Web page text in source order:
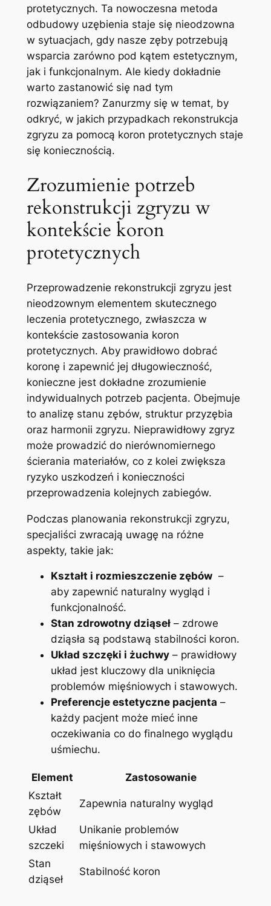
protetycznych. Ta nowoczesna metoda
odbudowy uzębienia staje ‍się nieodzowna
w sytuacjach, gdy nasze zęby potrzebują
wsparcia⁤ zarówno pod kątem estetycznym,
jak i funkcjonalnym. Ale kiedy dokładnie
warto zastanowić się nad tym
rozwiązaniem?⁣ Zanurzmy się w temat, by
odkryć, w jakich przypadkach rekonstrukcja
zgryzu za pomocą koron protetycznych staje
się ⁢koniecznością.
Zrozumienie potrzeb
rekonstrukcji zgryzu w
⁢kontekście koron
protetycznych
Przeprowadzenie rekonstrukcji zgryzu jest
nieodzownym elementem skutecznego
leczenia protetycznego, zwłaszcza w
kontekście zastosowania koron
protetycznych. Aby prawidłowo dobrać
koronę i zapewnić jej długowieczność,
konieczne jest dokładne zrozumienie
indywidualnych potrzeb pacjenta. Obejmuje
to analizę stanu zębów, struktur przyzębia
oraz harmonii zgryzu. Nieprawidłowy zgryz
może prowadzić do nierównomiernego
ścierania materiałów, co ‍z kolei ‌zwiększa
ryzyko uszkodzeń i konieczności ​
przeprowadzenia kolejnych zabiegów.
Podczas planowania rekonstrukcji zgryzu,
specjaliści zwracają uwagę na różne
aspekty, takie jak:
Kształt i rozmieszczenie zębów‌ –
aby zapewnić⁢ naturalny wygląd i
funkcjonalność.
Stan zdrowotny dziąseł– zdrowe
dziąsła są podstawą stabilności koron.
Układ szczęki i żuchwy– prawidłowy
‌układ jest ⁣kluczowy dla uniknięcia
problemów mięśniowych i stawowych.
Preferencje estetyczne pacjenta –
każdy pacjent może mieć inne
oczekiwania co do ‌finalnego wyglądu
⁤uśmiechu.
Element
Zastosowanie
Kształt
zębów
Zapewnia naturalny wygląd
Układ
szczeki
Unikanie problemów
mięśniowych i stawowych
Stan
dziąseł
Stabilność koron